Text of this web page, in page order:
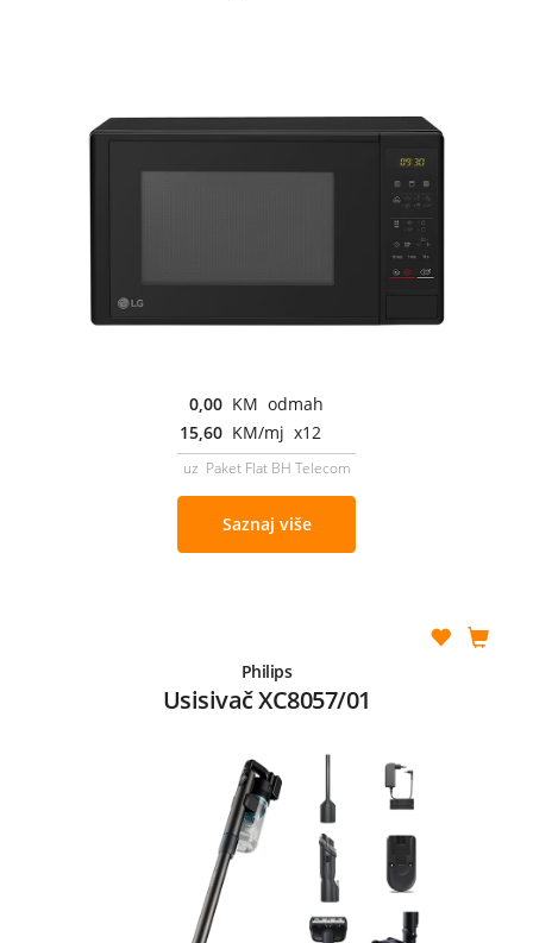
0,00 KM odmah
15,60 KM/mj x12
uz Paket Flat BH Telecom
Saznaj više
Philips
Usisivač XC8057/01